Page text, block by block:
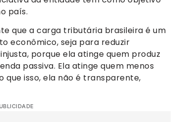
país.
que a carga tributária brasileira é um
econômico, seja para reduzir
porque ela atinge quem produz
passiva. Ela atinge quem menos
que isso, ela não é transparente,